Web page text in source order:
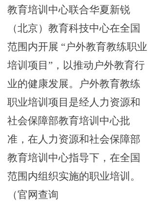
教育培训中心联合华夏新锐
（北京）教育科技中心在全国
范围内开展 “户外教育教练职业
培训项目”，以推动户外教育行
业的健康发展。户外教育教练
职业培训项目是经人力资源和
社会保障部教育培训中心批
准，在人力资源和社会保障部
教育培训中心指导下，在全国
范围内组织实施的职业培训。
（官网查询